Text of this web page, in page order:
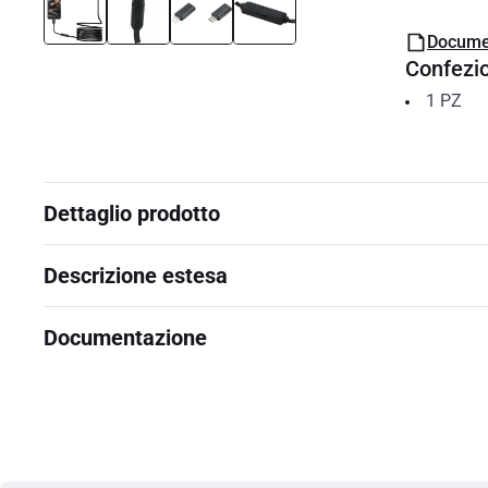
1 PZ
Dettaglio prodotto
Descrizione estesa
Documentazione